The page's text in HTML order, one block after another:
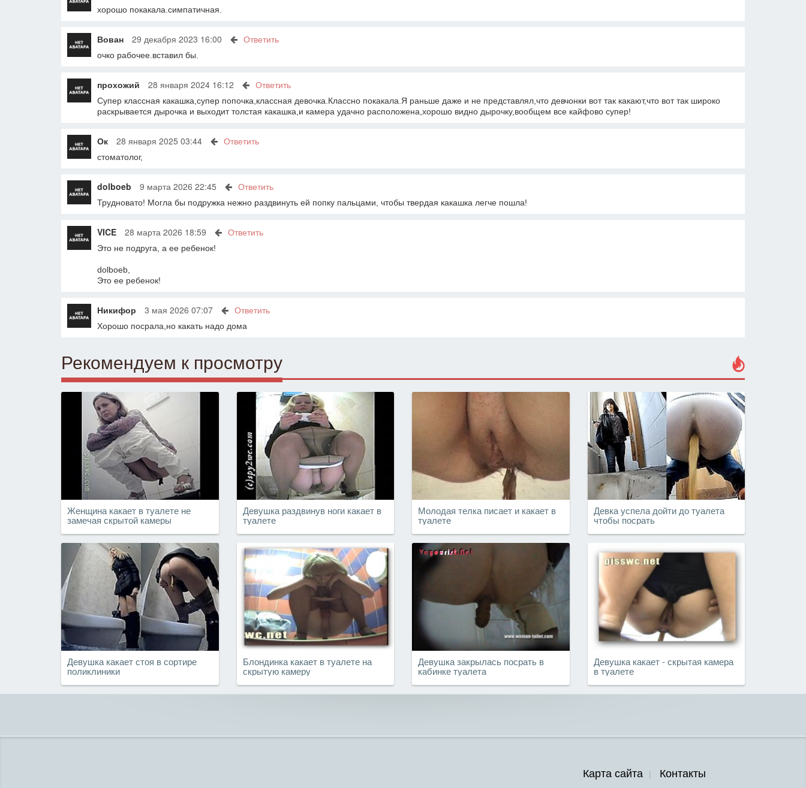
хорошо покакала.симпатичная.
Вован 29 декабря 2023 16:00 Ответить
очко рабочее.вставил бы.
прохожий 28 января 2024 16:12 Ответить
Супер классная какашка,супер попочка,классная девочка.Классно покакала.Я раньше даже и не представлял,что девчонки вот так какают,что вот так широко
раскрывается дырочка и выходит толстая какашка,и камера удачно расположена,хорошо видно дырочку,вообщем все кайфово супер!
Ок 28 января 2025 03:44 Ответить
стоматолог,
dolboeb 9 марта 2026 22:45 Ответить
Трудновато! Могла бы подружка нежно раздвинуть ей попку пальцами, чтобы твердая какашка легче пошла!
VICE 28 марта 2026 18:59 Ответить
Это не подруга, а ее ребенок!
dolboeb,
Это ее ребенок!
Никифор 3 мая 2026 07:07 Ответить
Хорошо посрала,но какать надо дома
Рекомендуем к просмотру
Женщина какает в туалете не
замечая скрытой камеры
Девушка раздвинув ноги какает в
туалете
Молодая телка писает и какает в
туалете
Девка успела дойти до туалета
чтобы посрать
Девушка какает стоя в сортире
поликлиники
Блондинка какает в туалете на
скрытую камеру
Девушка закрылась посрать в
кабинке туалета
Девушка какает - скрытая камера
в туалете
Карта сайта | Контакты